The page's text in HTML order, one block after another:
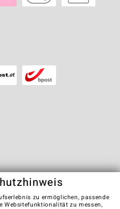
zu ermöglichen, passende
Websitefunktionalität zu messen,